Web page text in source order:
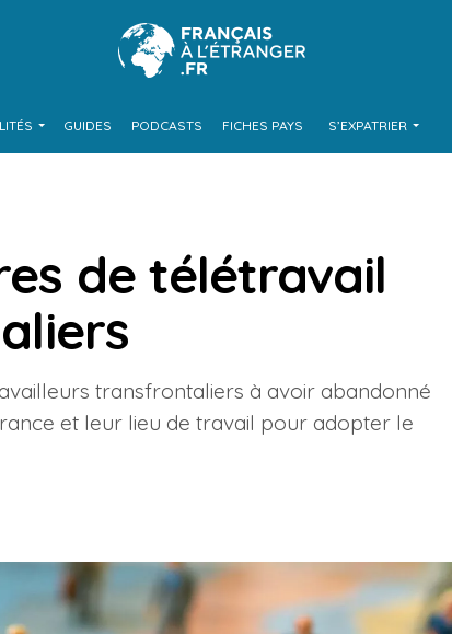
GUIDES PODCASTS FICHES PAYS S’EXPATRIER
de télétravail
transfrontaliers à avoir abandonné
et leur lieu de travail pour adopter le